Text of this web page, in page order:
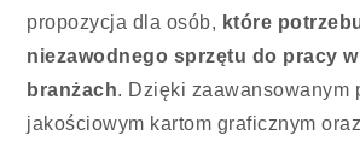
propozycja dla osób, które
niezawodnego sprzętu do pracy
branżach. Dzięki zaawansowanym
jakościowym kartom graficznym